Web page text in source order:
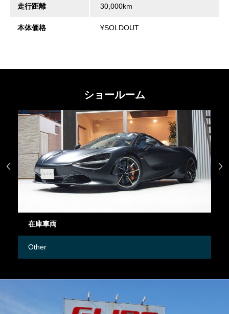
走行距離 30,000km
本体価格 ¥SOLDOUT
ショールーム
在庫車両
Other
 